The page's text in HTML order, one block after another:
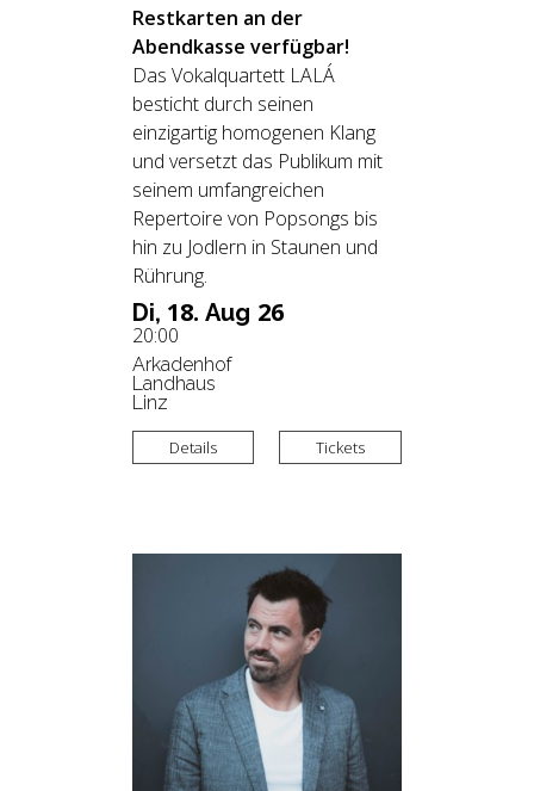
Di, 18. Aug 26
20:00
Arkadenhof
Landhaus
Linz
Restkarten an der
Abendkasse verfügbar!
Das Vokalquartett LALÁ
besticht durch seinen
einzigartig homogenen Klang
und versetzt das Publikum mit
seinem umfangreichen
Repertoire von Popsongs bis
hin zu Jodlern in Staunen und
Rührung.
Details Tickets